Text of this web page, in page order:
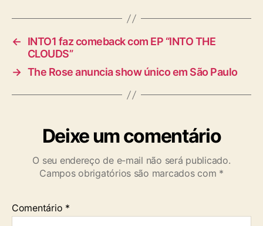
s
←
INTO1 faz comeback com EP “INTO THE
CLOUDS”
→ The Rose anuncia show único em São Paulo
Deixe um comentário
O seu endereço de e-mail não será publicado.
Campos obrigatórios são marcados com *
Comentário *